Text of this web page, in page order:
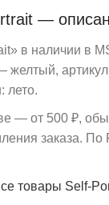
—
в наличии в
желтый,
лето.
— от 500 ₽,
заказа.
товары Self-